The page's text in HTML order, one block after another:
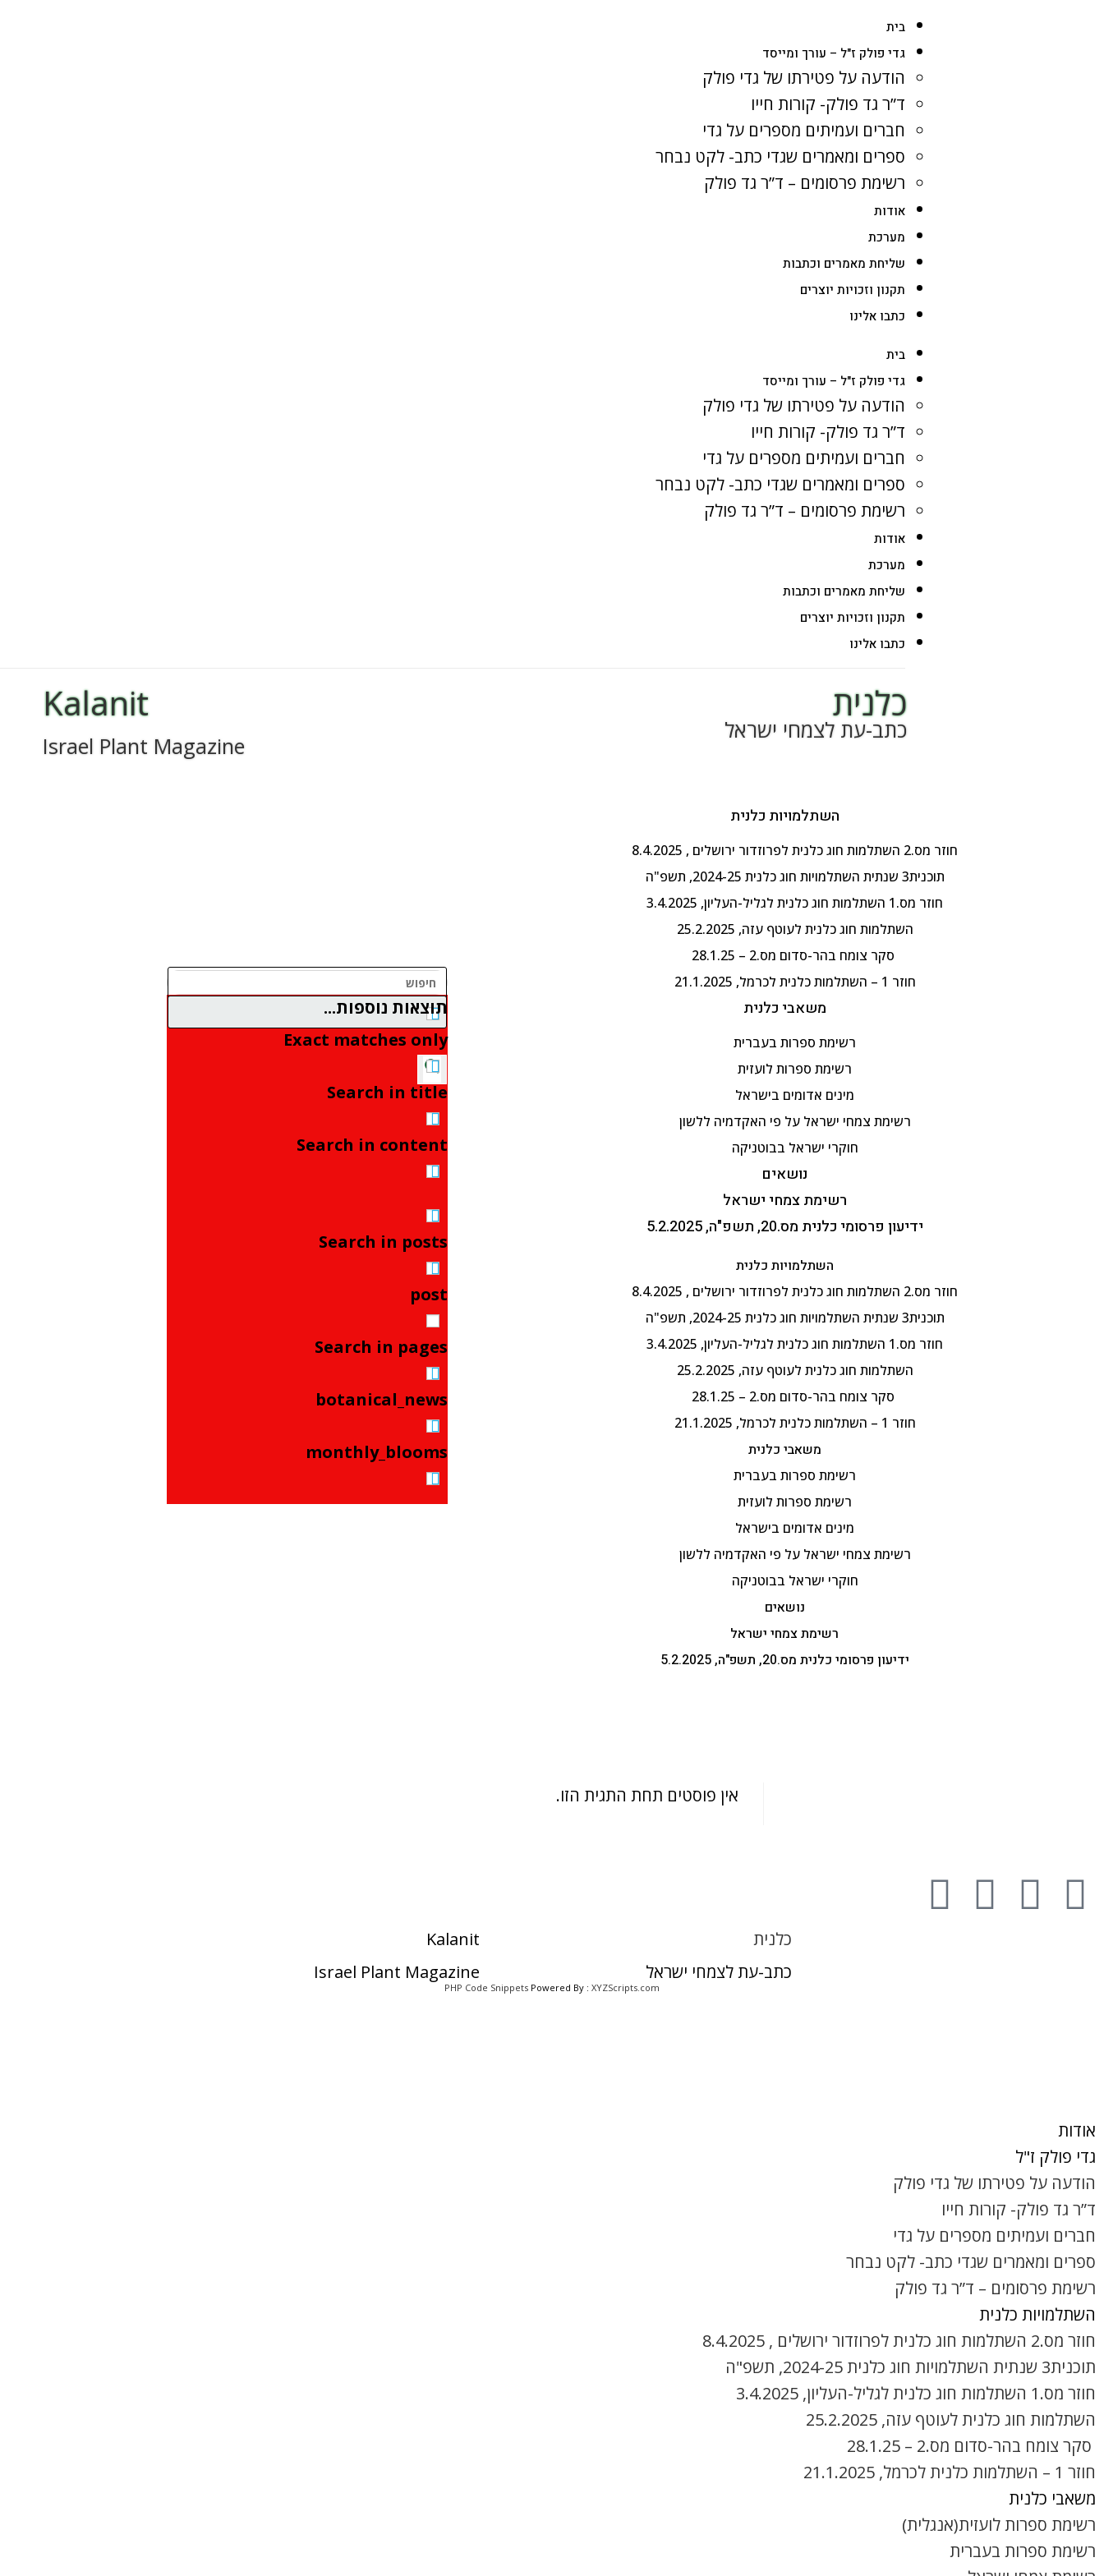
בית
גדי פולק ז"ל – עורך ומייסד
הודעה על פטירתו של גדי פולק
ד”ר גד פולק- קורות חייו
חברים ועמיתים מספרים על גדי
ספרים ומאמרים שגדי כתב- לקט נבחר
רשימת פרסומים – ד”ר גד פולק
אודות
מערכת
שליחת מאמרים וכתבות
תקנון וזכויות יוצרים
כתבו אלינו
בית
גדי פולק ז"ל – עורך ומייסד
הודעה על פטירתו של גדי פולק
ד”ר גד פולק- קורות חייו
חברים ועמיתים מספרים על גדי
ספרים ומאמרים שגדי כתב- לקט נבחר
רשימת פרסומים – ד”ר גד פולק
אודות
מערכת
שליחת מאמרים וכתבות
תקנון וזכויות יוצרים
כתבו אלינו
כלנית
כתב-עת לצמחי ישראל
Kalanit
Israel Plant Magazine
השתלמויות כלנית
חוזר מס.2 השתלמות חוג כלנית לפרוזדור ירושלים , 8.4.2025
תוכנית3 שנתית השתלמויות חוג כלנית 2024-25, תשפ"ה
חוזר מס.1 השתלמות חוג כלנית לגליל-העליון, 3.4.2025
השתלמות חוג כלנית לעוטף עזה, 25.2.2025
סקר צומח בהר-סדום מס.2 – 28.1.25
חוזר 1 – השתלמות כלנית לכרמל, 21.1.2025
משאבי כלנית
רשימת ספרות בעברית
רשימת ספרות לועזית
מינים אדומים בישראל
רשימת צמחי ישראל על פי האקדמיה ללשון
חוקרי ישראל בבוטניקה
נושאים
רשימת צמחי ישראל
ידיעון פרסומי כלנית מס.20, תשפ"ה, 5.2.2025
השתלמויות כלנית
חוזר מס.2 השתלמות חוג כלנית לפרוזדור ירושלים , 8.4.2025
תוכנית3 שנתית השתלמויות חוג כלנית 2024-25, תשפ"ה
חוזר מס.1 השתלמות חוג כלנית לגליל-העליון, 3.4.2025
השתלמות חוג כלנית לעוטף עזה, 25.2.2025
סקר צומח בהר-סדום מס.2 – 28.1.25
חוזר 1 – השתלמות כלנית לכרמל, 21.1.2025
משאבי כלנית
רשימת ספרות בעברית
רשימת ספרות לועזית
מינים אדומים בישראל
רשימת צמחי ישראל על פי האקדמיה ללשון
חוקרי ישראל בבוטניקה
נושאים
רשימת צמחי ישראל
ידיעון פרסומי כלנית מס.20, תשפ"ה, 5.2.2025
תוצאות נוספות...
Exact matches only
Search in title
Search in content
Search in posts
post
Search in pages
botanical_news
monthly_blooms
אין פוסטים תחת התגית הזו.
כלנית
כתב-עת לצמחי ישראל
Kalanit
Israel Plant Magazine
PHP Code Snippets Powered By : XYZScripts.com
אודות
גדי פולק ז"ל
הודעה על פטירתו של גדי פולק
ד”ר גד פולק- קורות חייו
חברים ועמיתים מספרים על גדי
ספרים ומאמרים שגדי כתב- לקט נבחר
רשימת פרסומים – ד”ר גד פולק
השתלמויות כלנית
חוזר מס.2 השתלמות חוג כלנית לפרוזדור ירושלים , 8.4.2025
תוכנית3 שנתית השתלמויות חוג כלנית 2024-25, תשפ"ה
חוזר מס.1 השתלמות חוג כלנית לגליל-העליון, 3.4.2025
השתלמות חוג כלנית לעוטף עזה, 25.2.2025
סקר צומח בהר-סדום מס.2 – 28.1.25
חוזר 1 – השתלמות כלנית לכרמל, 21.1.2025
משאבי כלנית
רשימת ספרות לועזית(אנגלית)
רשימת ספרות בעברית